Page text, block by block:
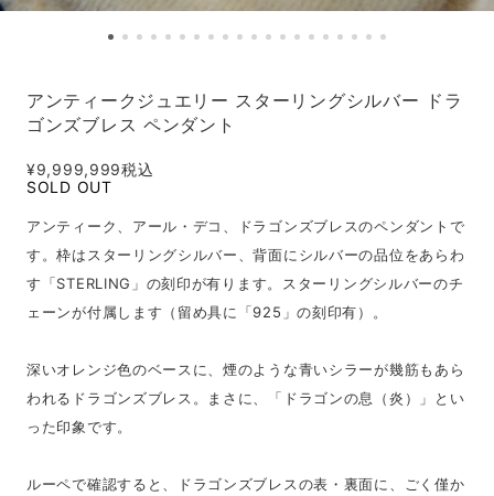
アンティークジュエリー スターリングシルバー ドラ
ゴンズブレス ペンダント
¥9,999,999税込
SOLD OUT
アンティーク、アール・デコ、ドラゴンズブレスのペンダントで
す。枠はスターリングシルバー、背面にシルバーの品位をあらわ
す「STERLING」の刻印が有ります。スターリングシルバーのチ
ェーンが付属します（留め具に「925」の刻印有）。
深いオレンジ色のベースに、煙のような青いシラーが幾筋もあら
われるドラゴンズブレス。まさに、「ドラゴンの息（炎）」とい
った印象です。
ルーペで確認すると、ドラゴンズブレスの表・裏面に、ごく僅か